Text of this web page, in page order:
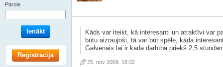
Kāds var iteikt, kā interesanti un atraktīvi var
būtu aizraujoši, tā var būt spēle, kāda
Galvenais lai ir kāda darbība priekš 2,5
25. nov 2009. 18:32
Parole
Ienākt
Reģistrācija